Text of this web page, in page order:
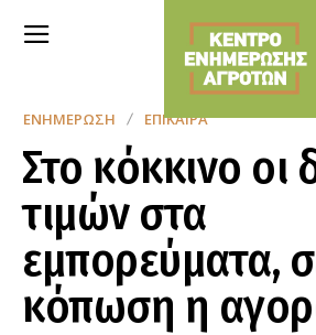
ΕΝΗΜΈΡΩΣΗ ΕΠΊΚΑΙΡΑ
Στο κόκκινο οι
τιμών στα
εμπορεύματα,
κόπωση η